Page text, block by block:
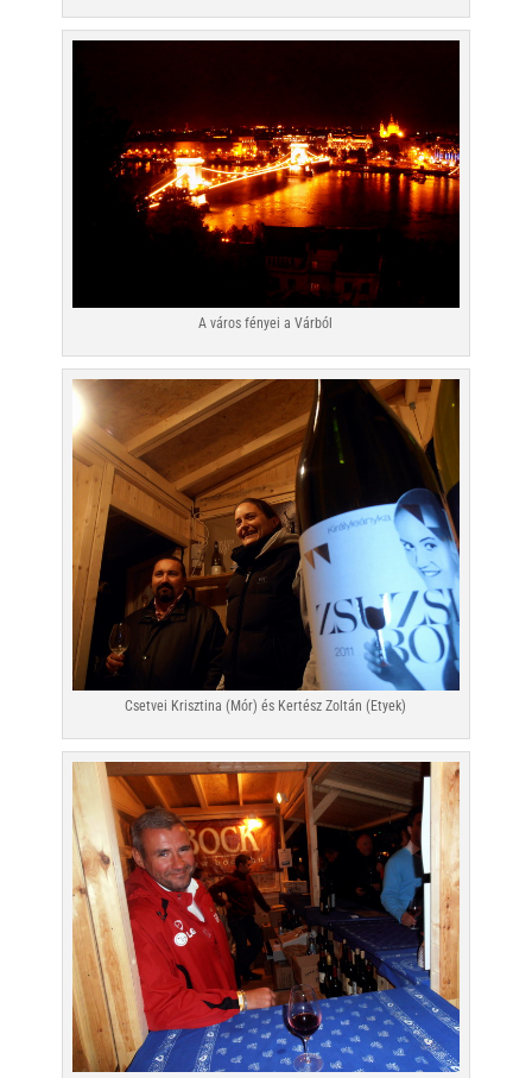
A város fényei a Várból
Csetvei Krisztina (Mór) és Kertész Zoltán (Etyek)